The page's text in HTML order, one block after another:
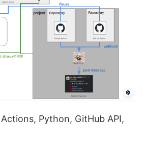
Python, GitHub API,